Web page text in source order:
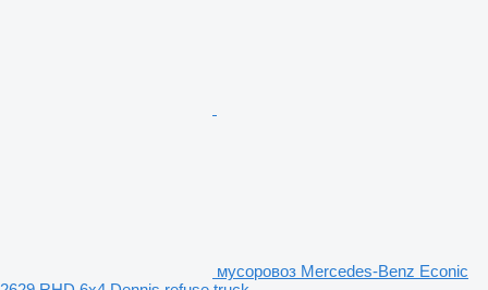
мусоровоз Mercedes-Benz Econic